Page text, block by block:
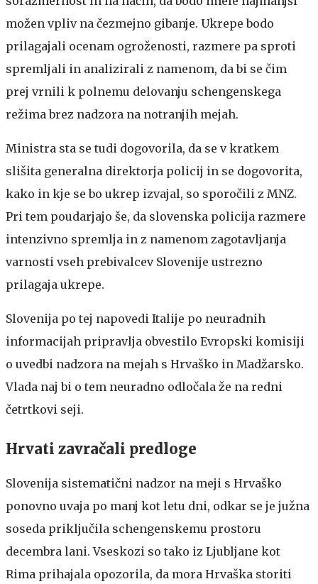
možen vpliv na čezmejno gibanje. Ukrepe bodo
prilagajali ocenam ogroženosti, razmere pa sproti
spremljali in analizirali z namenom, da bi se čim
prej vrnili k polnemu delovanju schengenskega
režima brez nadzora na notranjih mejah.
Ministra sta se tudi dogovorila, da se v kratkem
slišita generalna direktorja policij in se dogovorita,
kako in kje se bo ukrep izvajal, so sporočili z MNZ.
Pri tem poudarjajo še, da slovenska policija razmere
intenzivno spremlja in z namenom zagotavljanja
varnosti vseh prebivalcev Slovenije ustrezno
prilagaja ukrepe.
Slovenija po tej napovedi Italije po neuradnih
informacijah pripravlja obvestilo Evropski komisiji
o uvedbi nadzora na mejah s Hrvaško in Madžarsko.
Vlada naj bi o tem neuradno odločala že na redni
četrtkovi seji.
Hrvati zavračali predloge
Slovenija sistematični nadzor na meji s Hrvaško
ponovno uvaja po manj kot letu dni, odkar se je južna
soseda priključila schengenskemu prostoru
decembra lani. Vseskozi so tako iz Ljubljane kot
Rima prihajala opozorila, da mora Hrvaška storiti